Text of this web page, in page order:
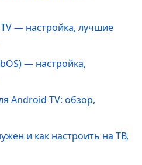
— настройка, лучшие
— настройка,
Android TV: обзор,
и как настроить на ТВ,